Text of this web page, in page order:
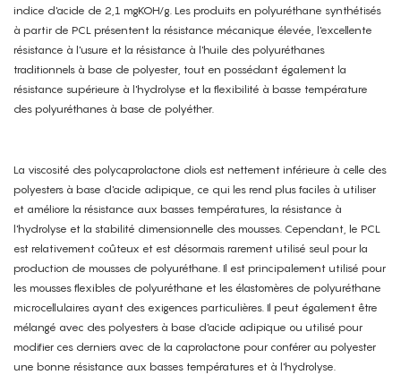
indice d'acide de 2,1 mgKOH/g. Les produits en polyuréthane synthétisés
à partir de PCL présentent la résistance mécanique élevée, l'excellente
résistance à l'usure et la résistance à l'huile des polyuréthanes
traditionnels à base de polyester, tout en possédant également la
résistance supérieure à l'hydrolyse et la flexibilité à basse température
des polyuréthanes à base de polyéther.
La viscosité des polycaprolactone diols est nettement inférieure à celle des
polyesters à base d'acide adipique, ce qui les rend plus faciles à utiliser
et améliore la résistance aux basses températures, la résistance à
l'hydrolyse et la stabilité dimensionnelle des mousses. Cependant, le PCL
est relativement coûteux et est désormais rarement utilisé seul pour la
production de mousses de polyuréthane. Il est principalement utilisé pour
les mousses flexibles de polyuréthane et les élastomères de polyuréthane
microcellulaires ayant des exigences particulières. Il peut également être
mélangé avec des polyesters à base d'acide adipique ou utilisé pour
modifier ces derniers avec de la caprolactone pour conférer au polyester
une bonne résistance aux basses températures et à l'hydrolyse.